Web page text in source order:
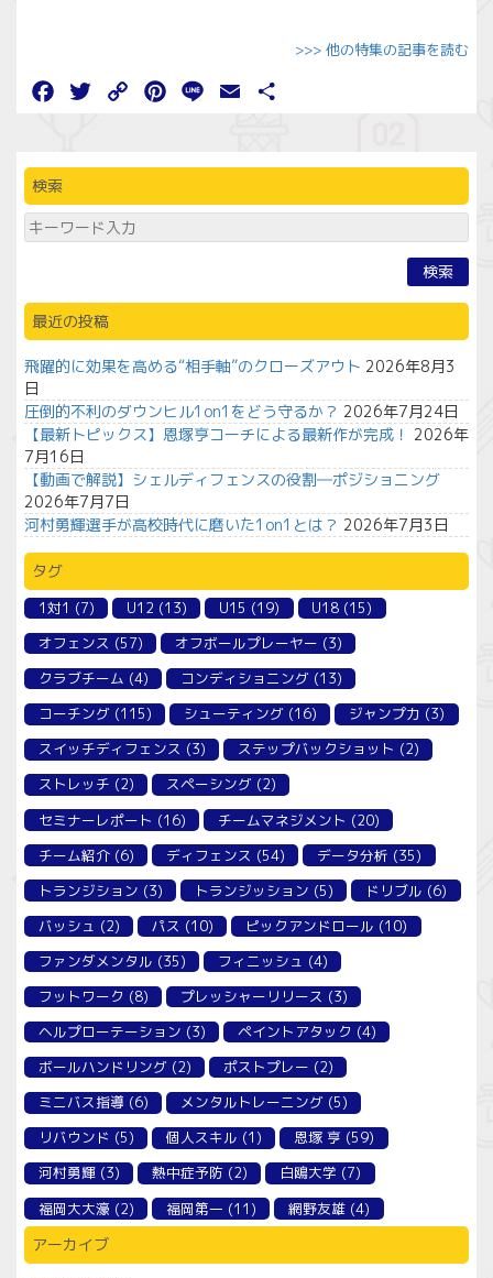
>>> 他の特集の記事を読む
FacebookTwitter
Copy
Pinterest
Line Email
有
検索
検索
最近の投稿
飛躍的に効果を高める“相手軸”のクローズアウト 2026年8月3
日
圧倒的不利のダウンヒル1on1をどう守るか？ 2026年7月24日
【最新トピックス】恩塚亨コーチによる最新作が完成！ 2026年
7月16日
【動画で解説】シェルディフェンスの役割―ポジショニング
2026年7月7日
河村勇輝選手が高校時代に磨いた1on1とは？ 2026年7月3日
タグ
1対1 (7) U12 (13) U15 (19) U18 (15)
オフェンス (57) オフボールプレーヤー (3)
クラブチーム (4) コンディショニング (13)
コーチング (115) シューティング (16) ジャンプ力 (3)
スイッチディフェンス (3) ステップバックショット (2)
ストレッチ (2) スペーシング (2)
セミナーレポート (16) チームマネジメント (20)
チーム紹介(6) ディフェンス (54) データ分析 (35)
トランジション (3) トランジッション (5) ドリブル (6)
バッシュ (2) パス (10) ピックアンドロール (10)
ファンダメンタル (35) フィニッシュ (4)
フットワーク (8) プレッシャーリリース (3)
ヘルプローテーション (3) ペイントアタック (4)
ボールハンドリング (2) ポストプレー (2)
ミニバス指導 (6) メンタルトレーニング (5)
リバウンド (5) 個人スキル (1) 恩塚 亨 (59)
河村勇輝(3) 熱中症予防(2) 白鴎大学 (7)
福岡大大濠 (2) 福岡第一 (11) 網野友雄(4)
アーカイブ